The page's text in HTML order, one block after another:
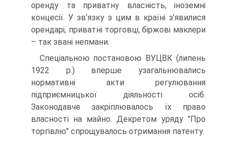
оренду та приватну власність, іноземні
концесії. У зв’язку з цим в країні з’явилися
орендарі, приватні торговці, біржові маклери
– так звані непмани.
Спеціальною постановою ВУЦВК (липень
1922 р.) вперше узагальнювались
нормативні акти регулювання
підприємницької діяльності осіб.
Законодавче закріплювалось їх право
власності на майно. Декретом уряду "Про
торгівлю" спрощувалось отримання патенту.